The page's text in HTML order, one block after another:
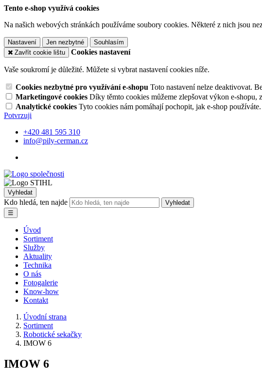
Tento e-shop využívá cookies
Na našich webových stránkách používáme soubory cookies. Některé z nich jsou
Nastavení Jen nezbytné
Souhlasím
Zavřít cookie lištu
Cookies nastavení
Vaše soukromí je důležité. Můžete si vybrat nastavení cookies níže.
Cookies nezbytné pro využívání e-shopu Toto nastavení nelze deaktivovat.
Marketingové cookies Díky těmto cookies můžeme zlepšovat výkon e-
Analytické cookies Tyto cookies nám pomáhají pochopit, jak e-shop
Potvrzuji
+420 481 595 310
info@pily-cerman.cz
Vyhledat
Kdo hledá, ten najde
Vyhledat
☰
Úvod
Sortiment
Služby
Aktuality
Technika
O nás
Fotogalerie
Know-how
Kontakt
Úvodní strana
Sortiment
Robotické sekačky
IMOW 6
IMOW 6